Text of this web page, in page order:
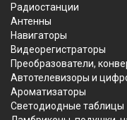
Радиостанции
Антенны
Навигаторы
Видеорегистраторы
Преобразователи,
Автотелевизоры и
Ароматизаторы
Светодиодные таблицы